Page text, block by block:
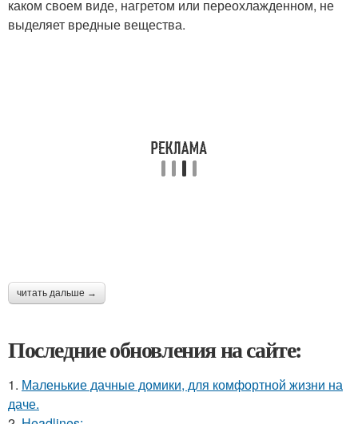
каком своем виде, нагретом или переохлажденном, не
выделяет вредные вещества.
читать дальше →
Последние обновления на сайте:
1. Маленькие дачные домики, для комфортной жизни на
даче.